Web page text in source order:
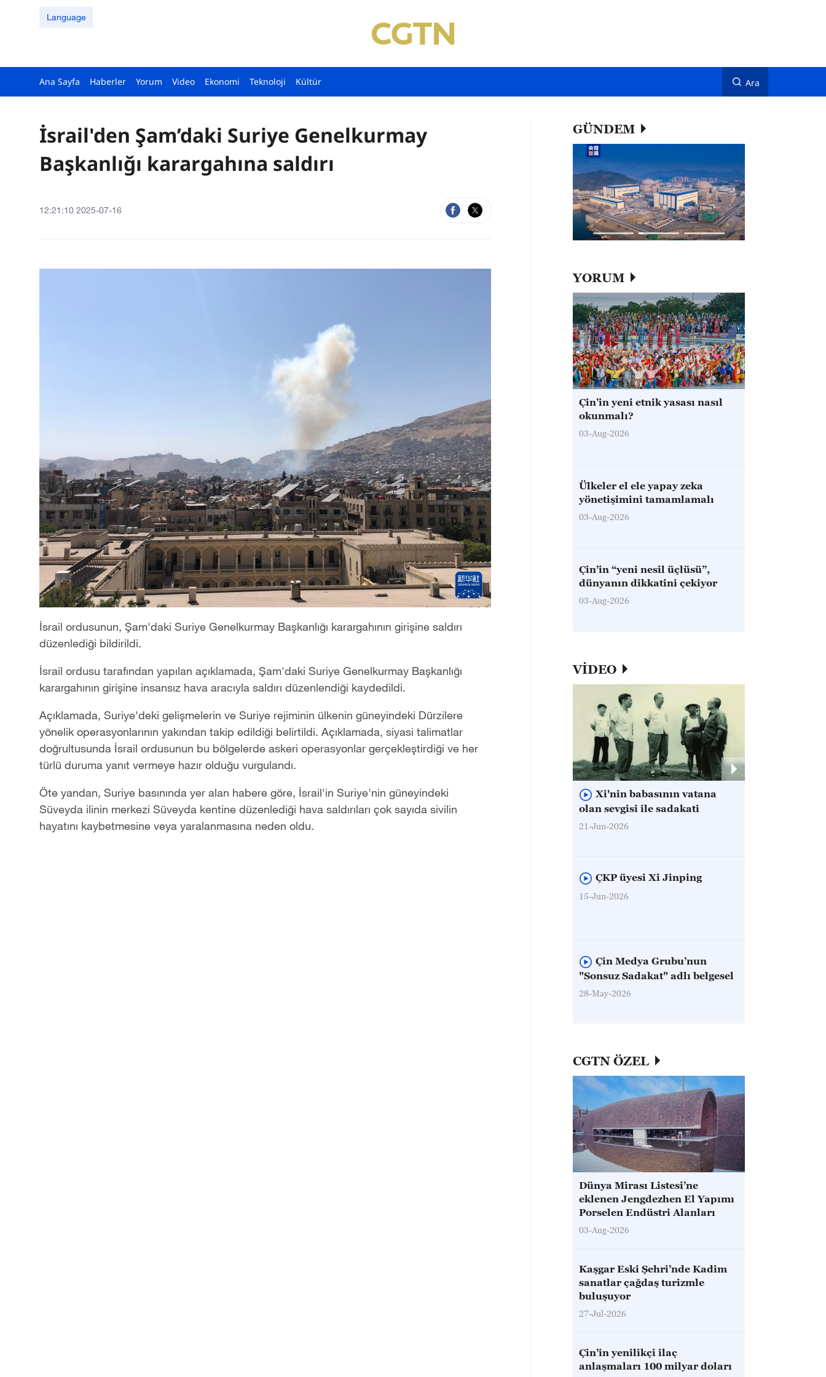
Language
Ana Sayfa Haberler Yorum Video Ekonomi Teknoloji Kültür Ara
İsrail'den Şam’daki Suriye Genelkurmay
Başkanlığı karargahına saldırı
12:21:10 2025-07-16
İsrail ordusunun, Şam'daki Suriye Genelkurmay Başkanlığı karargahının girişine saldırı
düzenlediği bildirildi.
İsrail ordusu tarafından yapılan açıklamada, Şam'daki Suriye Genelkurmay Başkanlığı
karargahının girişine insansız hava aracıyla saldırı düzenlendiği kaydedildi.
Açıklamada, Suriye'deki gelişmelerin ve Suriye rejiminin ülkenin güneyindeki Dürzilere
yönelik operasyonlarının yakından takip edildiği belirtildi. Açıklamada, siyasi talimatlar
doğrultusunda İsrail ordusunun bu bölgelerde askeri operasyonlar gerçekleştirdiği ve her
türlü duruma yanıt vermeye hazır olduğu vurgulandı.
Öte yandan, Suriye basınında yer alan habere göre, İsrail'in Suriye'nin güneyindeki
Süveyda ilinin merkezi Süveyda kentine düzenlediği hava saldırıları çok sayıda sivilin
hayatını kaybetmesine veya yaralanmasına neden oldu.
GÜNDEM
YORUM
Çin’in yeni etnik yasası nasıl
okunmalı?
03-Aug-2026
Ülkeler el ele yapay zeka
yönetişimini tamamlamalı
03-Aug-2026
Çin’in “yeni nesil üçlüsü”,
dünyanın dikkatini çekiyor
03-Aug-2026
VİDEO
Xi'nin babasının vatana
olan sevgisi ile sadakati
21-Jun-2026
ÇKP üyesi Xi Jinping
15-Jun-2026
Çin Medya Grubu’nun
"Sonsuz Sadakat" adlı belgesel
28-May-2026
CGTN ÖZEL
Dünya Mirası Listesi’ne
eklenen Jengdezhen El Yapımı
Porselen Endüstri Alanları
03-Aug-2026
Kaşgar Eski Şehri’nde Kadim
sanatlar çağdaş turizmle
buluşuyor
27-Jul-2026
Çin’in yenilikçi ilaç
anlaşmaları 100 milyar doları